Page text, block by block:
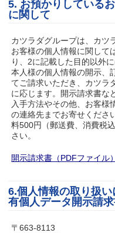
5. お預かりしている
に関して
カツラダグループは、カツ
お客様の個人情報に関して
り、2に記載した目的以外
本人様の個人情報の開示、
てご請求いただき、カツラ
に応じます。開示請求書な
入手方法やその他、お客様
の連絡先までお寄せくださ
料500円（郵送費、消費税
さい。
開示請求書（PDFファイル）
6.個人情報の取り扱
有個人データ開示請
〒663-8113